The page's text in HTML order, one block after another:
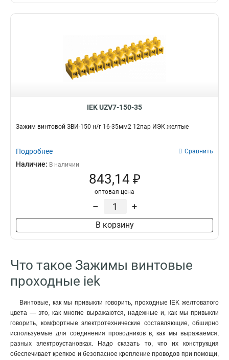
IEK UZV7-150-35
Зажим винтовой ЗВИ-150 н/г 16-35мм2 12пар ИЭК желтые
Подробнее Сравнить
Наличие: В наличии
843,14 ₽
оптовая цена
– +
В корзину
Что такое Зажимы винтовые
проходные iek
Винтовые, как мы привыкли говорить, проходные IEK желтоватого
цвета — это, как многие выражаются, надежные и, как мы привыкли
говорить, комфортные электротехнические составляющие, обширно
используемые для соединения проводников в, как мы выражаемся,
разных электроустановках. Надо сказать то, что их конструкция
обеспечивает крепкое и безопасное крепление проводов при помощи,